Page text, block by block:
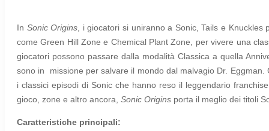
In Sonic Origins , i giocatori si uniranno a Sonic, Tails e
come Green Hill Zone e Chemical Plant Zone, per vivere una
giocatori possono passare dalla modalità Classica a quella
sono in missione per salvare il mondo dal malvagio Dr. Eggman.
i classici episodi di Sonic che hanno reso il leggendario
gioco, zone e altro ancora, Sonic Origins porta il meglio dei titoli
Caratteristiche principali: